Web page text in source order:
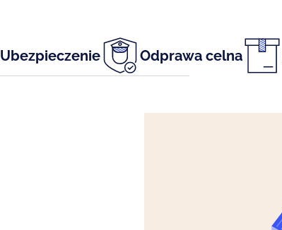
Ubezpieczenie Odprawa celna